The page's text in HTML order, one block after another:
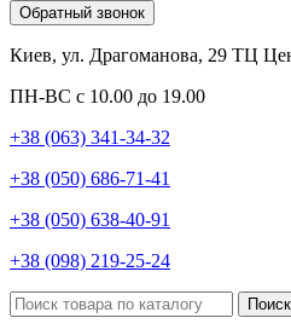
Обратный звонок
Киев, ул. Драгоманова, 29 ТЦ
ПН-ВС с 10.00 до 19.00
+38 (063) 341-34-32
+38 (050) 686-71-41
+38 (050) 638-40-91
+38 (098) 219-25-24
Поиск